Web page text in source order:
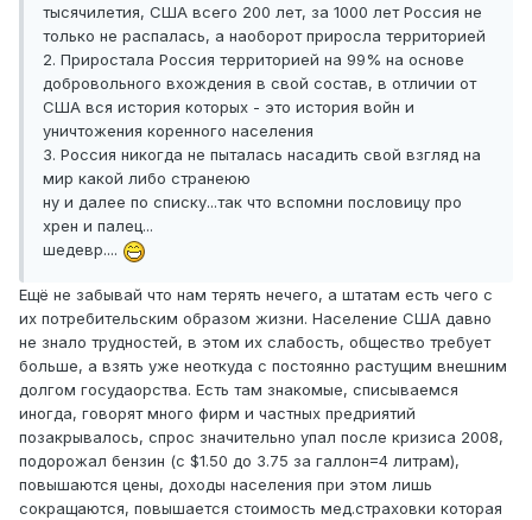
тысячилетия, США всего 200 лет, за 1000 лет Россия не
только не распалась, а наоборот приросла территорией
2. Приростала Россия территорией на 99% на основе
добровольного вхождения в свой состав, в отличии от
США вся история которых - это история войн и
уничтожения коренного населения
3. Россия никогда не пыталась насадить свой взгляд на
мир какой либо странеюю
ну и далее по списку...так что вспомни пословицу про
хрен и палец...
шедевр....
Ещё не забывай что нам терять нечего, а штатам есть чего с
их потребительским образом жизни. Население США давно
не знало трудностей, в этом их слабость, общество требует
больше, а взять уже неоткуда с постоянно растущим внешним
долгом госудаорства. Есть там знакомые, списываемся
иногда, говорят много фирм и частных предриятий
позакрывалось, спрос значительно упал после кризиса 2008,
подорожал бензин (с $1.50 до 3.75 за галлон=4 литрам),
повышаются цены, доходы населения при этом лишь
сокращаются, повышается стоимость мед.страховки которая